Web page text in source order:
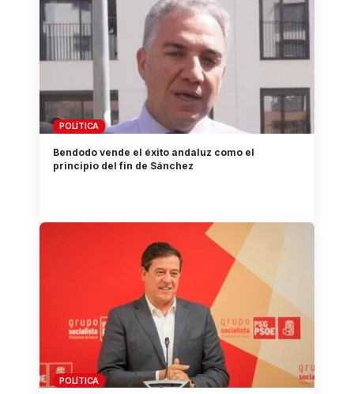
POLÍTICA
Bendodo vende el éxito andaluz como el
principio del fin de Sánchez
POLÍTICA